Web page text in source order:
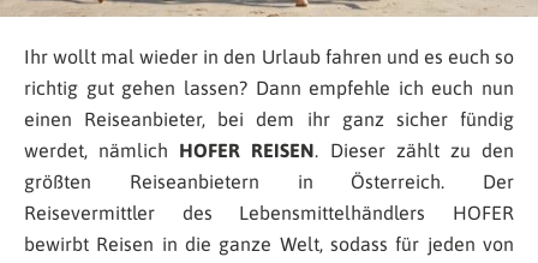
Ihr wollt mal wieder in den Urlaub fahren und es euch so
richtig gut gehen lassen? Dann empfehle ich euch nun
einen Reiseanbieter, bei dem ihr ganz sicher fündig
werdet, nämlich HOFER REISEN. Dieser zählt zu den
größten Reiseanbietern in Österreich. Der
Reisevermittler des Lebensmittelhändlers HOFER
bewirbt Reisen in die ganze Welt, sodass für jeden von